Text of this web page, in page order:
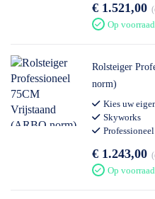
€ 1.521,00
Op voorraad
Rolsteiger
norm)
Kies uw
Skyworks
€ 1.243,00
Op voorraad